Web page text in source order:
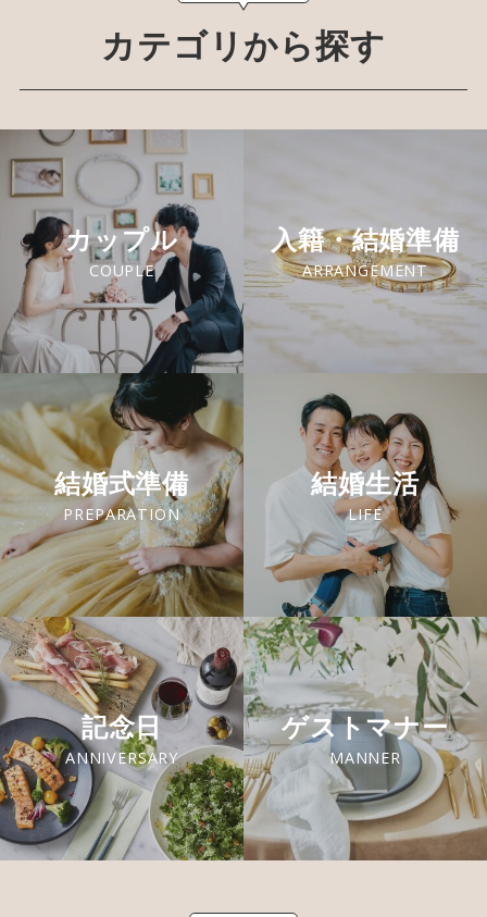
カテゴリから探す
カップル
COUPLE
入籍・結婚準備
ARRANGEMENT
結婚式準備
PREPARATION
結婚生活
LIFE
記念日
ANNIVERSARY
ゲストマナー
MANNER